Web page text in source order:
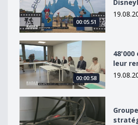
00:05:51
48&#039;000 enfants feront leur
00:00:58
leur
Groupe E présente sa stratégie